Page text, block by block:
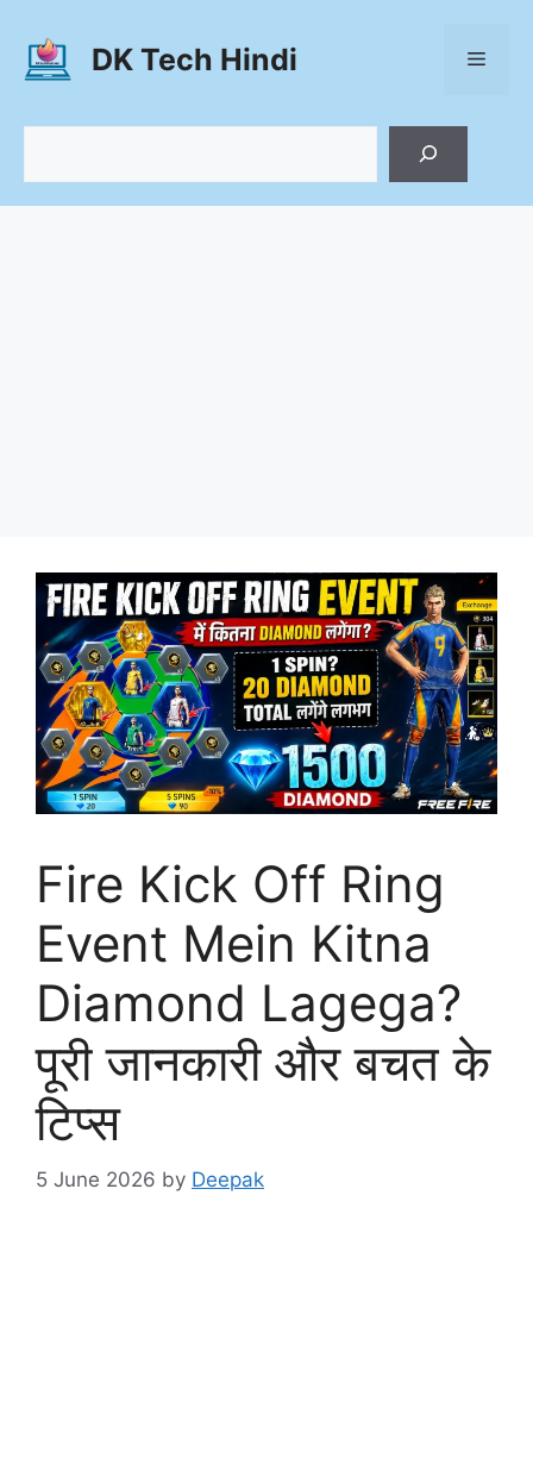
content
DK Tech Hindi Menu
Fire Kick Off Ring
Event Mein Kitna
Diamond Lagega?
पूरी जानकारी और बचत के
टिप्स
5 June 2026 by Deepak